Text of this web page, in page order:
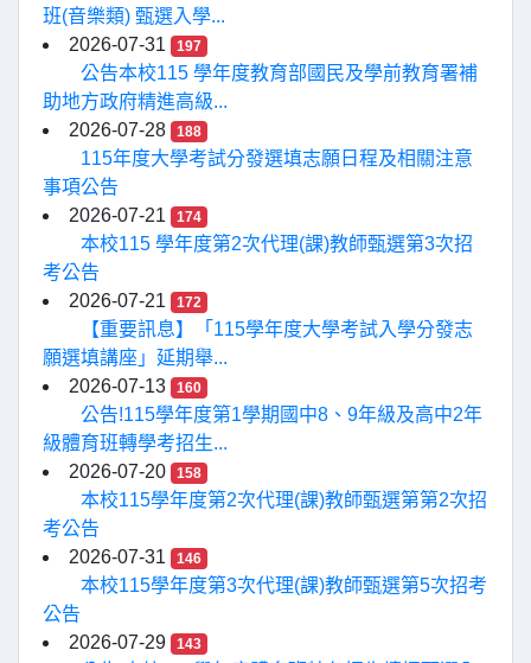
班(音樂類) 甄選入學...
2026-07-31
197
公告本校115 學年度教育部國民及學前教育署補
助地方政府精進高級...
2026-07-28
188
115年度大學考試分發選填志願日程及相關注意
事項公告
2026-07-21
174
本校115 學年度第2次代理(課)教師甄選第3次招
考公告
2026-07-21
172
【重要訊息】「115學年度大學考試入學分發志
願選填講座」延期舉...
2026-07-13
160
公告!115學年度第1學期國中8、9年級及高中2年
級體育班轉學考招生...
2026-07-20
158
本校115學年度第2次代理(課)教師甄選第第2次招
考公告
2026-07-31
146
本校115學年度第3次代理(課)教師甄選第5次招考
公告
2026-07-29
143